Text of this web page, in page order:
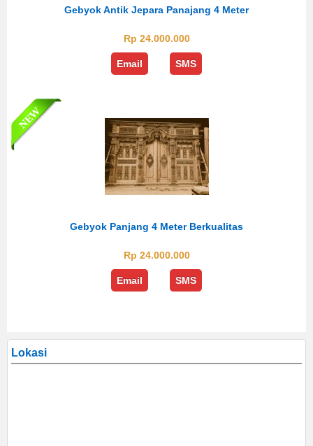
Gebyok Antik Jepara Panajang 4 Meter
Rp 24.000.000
Email SMS
Gebyok Panjang 4 Meter Berkualitas
Rp 24.000.000
Email SMS
Lokasi